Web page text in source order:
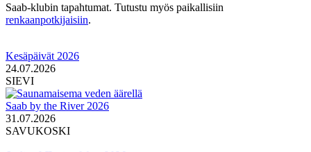
Saab-klubin tapahtumat. Tutustu myös paikallisiin
renkaanpotkijaisiin.
Kesäpäivät 2026
24.07.2026
SIEVI
Saab by the River 2026
31.07.2026
SAVUKOSKI